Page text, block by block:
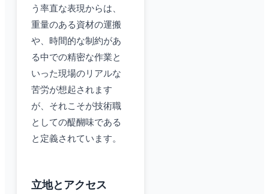
う率直な表現からは、
重量のある資材の運搬
や、時間的な制約があ
る中での精密な作業と
いった現場のリアルな
苦労が想起されます
が、それこそが技術職
としての醍醐味である
と定義されています。
立地とアクセス